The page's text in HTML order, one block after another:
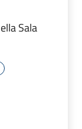
Sala